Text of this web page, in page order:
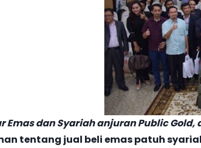
Emas dan Syariah anjuran Public Gold,
tentang jual beli emas patuh